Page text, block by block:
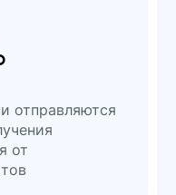
отправляются
от